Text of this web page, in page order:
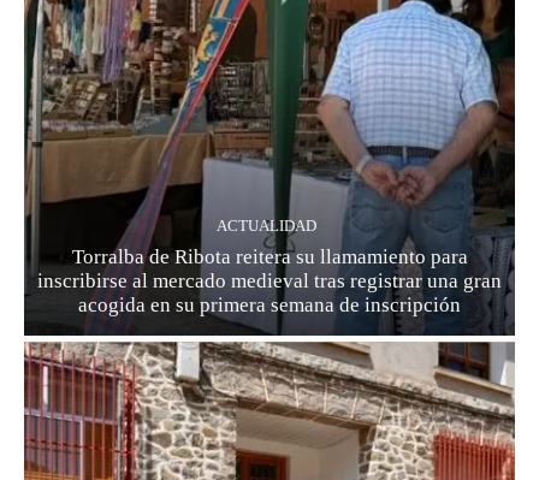
ACTUALIDAD
Torralba de Ribota reitera su llamamiento para
inscribirse al mercado medieval tras registrar una gran
acogida en su primera semana de inscripción